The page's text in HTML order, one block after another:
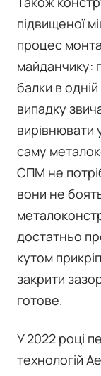
підвищеної
процес
майданчику:
балки в
випадку
вирівнювати
саму
СПМ не
вони не
достатньо
кутом
закрити
готове.
У 2022 році
технологій